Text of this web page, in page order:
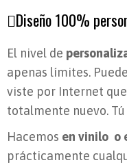
Diseño 100%
El nivel de
apenas límites.
viste por Internet
totalmente nuevo. Tú
Hacemos en vinilo o
prácticamente